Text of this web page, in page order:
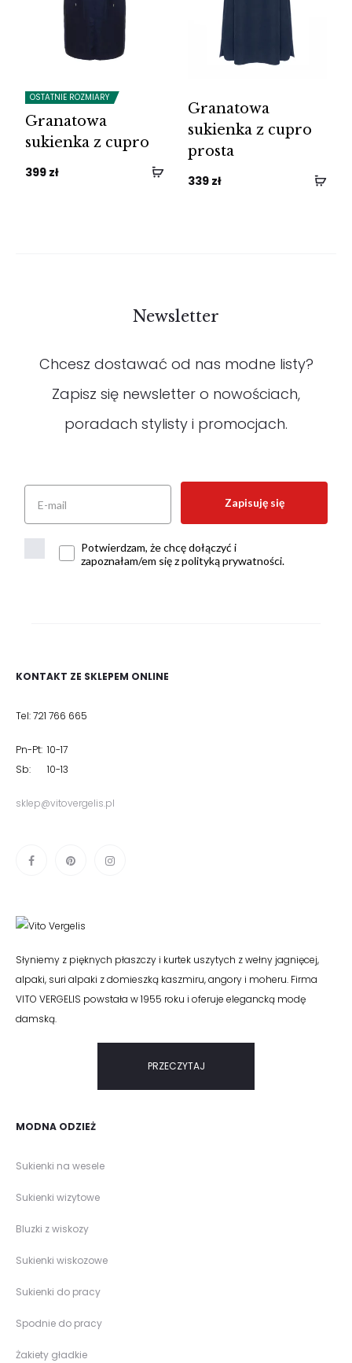
OSTATNIE ROZMIARY
Granatowa
sukienka z cupro
399 zł
Granatowa
sukienka z cupro
prosta
339 zł
Newsletter
Chcesz dostawać od nas modne listy?
Zapisz się newsletter o nowościach,
poradach stylisty i promocjach.
Zapisuję się
Potwierdzam, że chcę dołączyć i
zapoznałam/em się z polityką prywatności.
KONTAKT ZE SKLEPEM ONLINE
Tel: 721 766 665
Pn-Pt: 10-17
Sb: 10-13
sklep@vitovergelis.pl
Słyniemy z pięknych płaszczy i kurtek uszytych z wełny jagnięcej,
alpaki, suri alpaki z domieszką kaszmiru, angory i moheru. Firma
VITO VERGELIS powstała w 1955 roku i oferuje elegancką modę
damską.
PRZECZYTAJ
MODNA ODZIEŻ
Sukienki na wesele
Sukienki wizytowe
Bluzki z wiskozy
Sukienki wiskozowe
Sukienki do pracy
Spodnie do pracy
Żakiety gładkie